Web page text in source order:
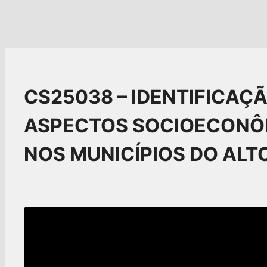
CS25038 –
ASPECTOS
NOS MUNICÍPIOS DO